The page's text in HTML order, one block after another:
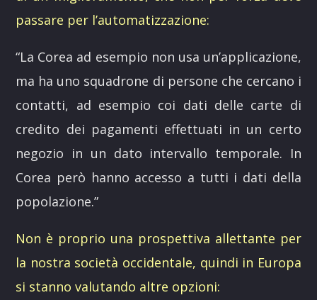
passare per l’automatizzazione:
“La Corea ad esempio non usa un’applicazione,
ma ha uno squadrone di persone che cercano i
contatti, ad esempio coi dati delle carte di
credito dei pagamenti effettuati in un certo
negozio in un dato intervallo temporale. In
Corea però hanno accesso a tutti i dati della
popolazione.”
Non è proprio una prospettiva allettante per
la nostra società occidentale, quindi in Europa
si stanno valutando altre opzioni: